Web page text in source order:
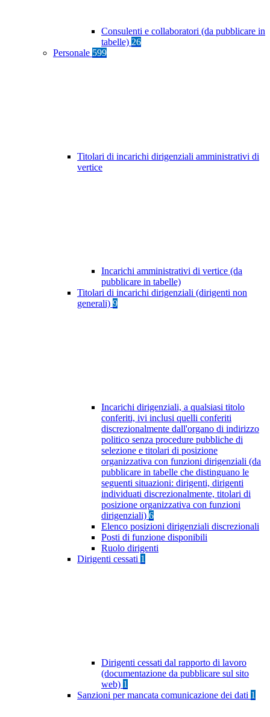
Consulenti e collaboratori (da pubblicare in
tabelle) 26
Personale 599
Titolari di incarichi dirigenziali amministrativi di
vertice
Incarichi amministrativi di vertice (da
pubblicare in tabelle)
Titolari di incarichi dirigenziali (dirigenti non
generali) 9
Incarichi dirigenziali, a qualsiasi titolo
conferiti, ivi inclusi quelli conferiti
discrezionalmente dall'organo di indirizzo
politico senza procedure pubbliche di
selezione e titolari di posizione
organizzativa con funzioni dirigenziali (da
pubblicare in tabelle che distinguano le
seguenti situazioni: dirigenti, dirigenti
individuati discrezionalmente, titolari di
posizione organizzativa con funzioni
dirigenziali) 6
Elenco posizioni dirigenziali discrezionali
Posti di funzione disponibili
Ruolo dirigenti
Dirigenti cessati 1
Dirigenti cessati dal rapporto di lavoro
(documentazione da pubblicare sul sito
web) 1
Sanzioni per mancata comunicazione dei dati 1